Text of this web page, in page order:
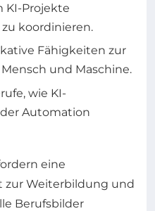
KI-Projekte
koordinieren.
Fähigkeiten zur
und Maschine.
wie KI-
Automation
eine
zur Weiterbildung und
Berufsbilder